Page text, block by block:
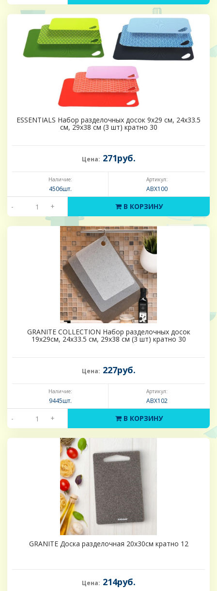
ESSENTIALS Набор разделочных досок 9х29 см, 24х33.5
см, 29х38 см (3 шт) кратно 30
Цена: 271руб.
Наличие:
4506шт.
Артикул:
ABX100
- + В КОРЗИНУ
GRANITE COLLECTION Набор разделочных досок
19х29см, 24х33.5 см, 29х38 см (3 шт) кратно 30
Цена: 227руб.
Наличие:
9445шт.
Артикул:
ABX102
- + В КОРЗИНУ
GRANITE Доска разделочная 20х30см кратно 12
Цена: 214руб.